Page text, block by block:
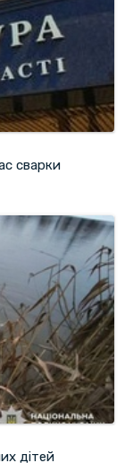
сварки
дітей